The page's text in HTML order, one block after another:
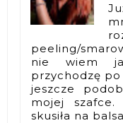
peeling/
nie wiem
przychodzę
jeszcze
mojej
skusiła na